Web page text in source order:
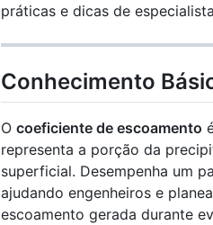
práticas e dicas de
Conhecimento
O coeficiente de escoamento
representa a porção da
superficial. Desempenha um
ajudando engenheiros e
escoamento gerada durante